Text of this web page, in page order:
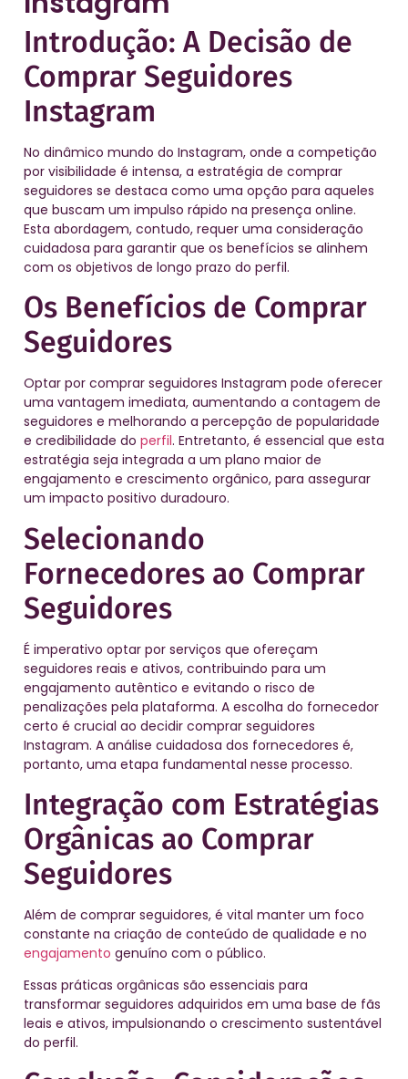
Introdução: A Decisão de
Comprar Seguidores
Instagram
No dinâmico mundo do Instagram, onde a competição
por visibilidade é intensa, a estratégia de comprar
seguidores se destaca como uma opção para aqueles
que buscam um impulso rápido na presença online.
Esta abordagem, contudo, requer uma consideração
cuidadosa para garantir que os benefícios se alinhem
com os objetivos de longo prazo do perfil.
Os Benefícios de Comprar
Seguidores
Optar por comprar seguidores Instagram pode oferecer
uma vantagem imediata, aumentando a contagem de
seguidores e melhorando a percepção de popularidade
e credibilidade do perfil. Entretanto, é essencial que esta
estratégia seja integrada a um plano maior de
engajamento e crescimento orgânico, para assegurar
um impacto positivo duradouro.
Selecionando
Fornecedores ao Comprar
Seguidores
É imperativo optar por serviços que ofereçam
seguidores reais e ativos, contribuindo para um
engajamento autêntico e evitando o risco de
penalizações pela plataforma. A escolha do fornecedor
certo é crucial ao decidir comprar seguidores
Instagram. A análise cuidadosa dos fornecedores é,
portanto, uma etapa fundamental nesse processo.
Integração com Estratégias
Orgânicas ao Comprar
Seguidores
Além de comprar seguidores, é vital manter um foco
constante na criação de conteúdo de qualidade e no
engajamento genuíno com o público.
Essas práticas orgânicas são essenciais para
transformar seguidores adquiridos em uma base de fãs
leais e ativos, impulsionando o crescimento sustentável
do perfil.